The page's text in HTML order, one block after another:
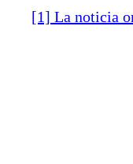
[1] La noticia